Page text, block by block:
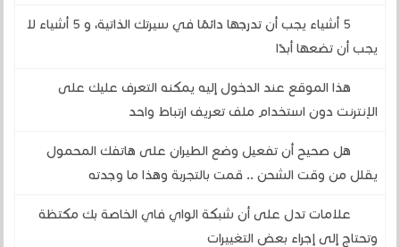
5 أشياء يجب أن تدرجها دائمًا في سيرتك الذاتية، و 5 أشياء لا
يجب أن تضعها أبدًا
هذا الموقع عند الدخول إليه يمكنه التعرف عليك على
الإنترنت دون استخدام ملف تعريف ارتباط واحد
هل صحيح أن تفعيل وضع الطيران على هاتفك المحمول
يقلل من وقت الشحن .. قمت بالتجربة وهذا ما وجدته
علامات تدل على أن شبكة الواي فاي الخاصة بك مكتظة
وتحتاج إلى إجراء بعض التغييرات